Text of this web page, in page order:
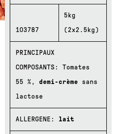
103787
5kg
(2x2.5kg)
PRINCIPAUX
COMPOSANTS: Tomates
55 %, demi-crème sans
lactose
ALLERGENE: lait